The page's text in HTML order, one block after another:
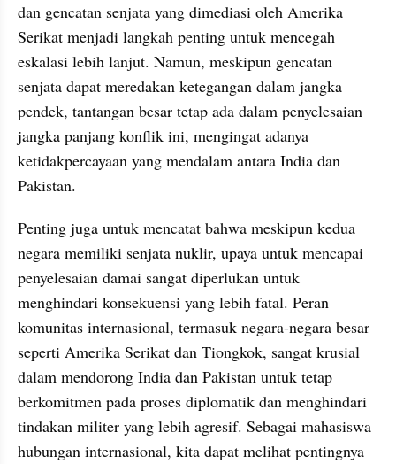
dan gencatan senjata yang dimediasi oleh Amerika
Serikat menjadi langkah penting untuk mencegah
eskalasi lebih lanjut. Namun, meskipun gencatan
senjata dapat meredakan ketegangan dalam jangka
pendek, tantangan besar tetap ada dalam penyelesaian
jangka panjang konflik ini, mengingat adanya
ketidakpercayaan yang mendalam antara India dan
Pakistan.
Penting juga untuk mencatat bahwa meskipun kedua
negara memiliki senjata nuklir, upaya untuk mencapai
penyelesaian damai sangat diperlukan untuk
menghindari konsekuensi yang lebih fatal. Peran
komunitas internasional, termasuk negara-negara besar
seperti Amerika Serikat dan Tiongkok, sangat krusial
dalam mendorong India dan Pakistan untuk tetap
berkomitmen pada proses diplomatik dan menghindari
tindakan militer yang lebih agresif. Sebagai mahasiswa
hubungan internasional, kita dapat melihat pentingnya